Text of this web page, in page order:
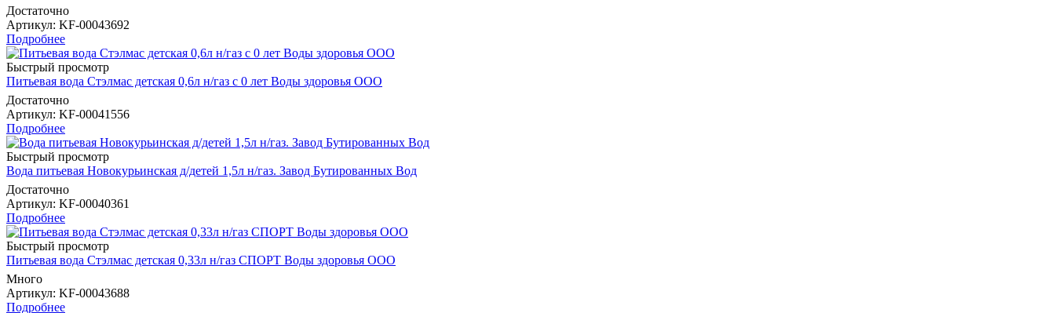
Достаточно
Артикул: KF-00043692
Подробнее
Быстрый просмотр
Питьевая вода Стэлмас детская 0,6л н/газ с 0 лет Воды здоровья ООО
Достаточно
Артикул: KF-00041556
Подробнее
Быстрый просмотр
Вода питьевая Новокурьинская д/детей 1,5л н/газ. Завод Бутированных Вод
Достаточно
Артикул: KF-00040361
Подробнее
Быстрый просмотр
Питьевая вода Стэлмас детская 0,33л н/газ СПОРТ Воды здоровья ООО
Много
Артикул: KF-00043688
Подробнее